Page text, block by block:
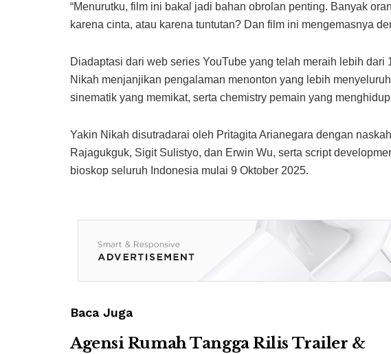
“Menurutku, film ini bakal jadi bahan obrolan penting. Banyak
karena cinta, atau karena tuntutan? Dan film ini mengemasnya
Diadaptasi dari web series YouTube yang telah meraih lebih dari
Nikah menjanjikan pengalaman menonton yang lebih
sinematik yang memikat, serta chemistry pemain yang
Yakin Nikah disutradarai oleh Pritagita Arianegara dengan
Rajagukguk, Sigit Sulistyo, dan Erwin Wu, serta script
bioskop seluruh Indonesia mulai 9 Oktober 2025.
Baca Juga
Agensi Rumah Tangga Rilis Trailer &